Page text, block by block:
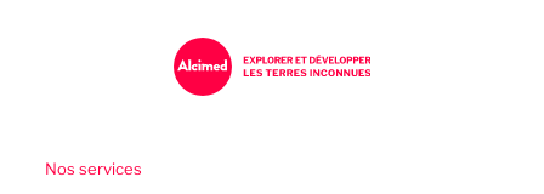
Nos services